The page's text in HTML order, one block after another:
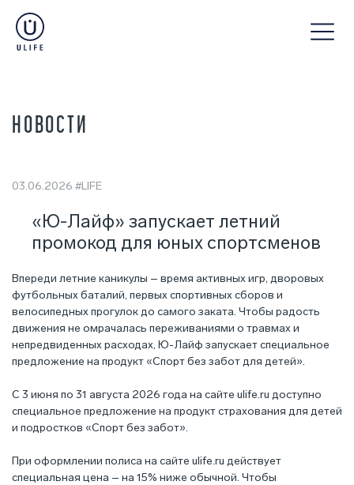
НОВОСТИ
03.06.2026 #LIFE
«Ю-Лайф» запускает летний
промокод для юных спортсменов
Впереди летние каникулы – время активных игр, дворовых
футбольных баталий, первых спортивных сборов и
велосипедных прогулок до самого заката. Чтобы радость
движения не омрачалась переживаниями о травмах и
непредвиденных расходах, Ю-Лайф запускает специальное
предложение на продукт «Спорт без забот для детей».
С 3 июня по 31 августа 2026 года на сайте ulife.ru доступно
специальное предложение на продукт страхования для детей
и подростков «Спорт без забот».
При оформлении полиса на сайте ulife.ru действует
специальная цена – на 15% ниже обычной. Чтобы